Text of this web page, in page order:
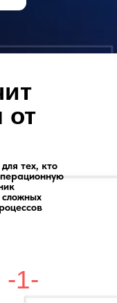
от
тех, кто
сложных
-1-